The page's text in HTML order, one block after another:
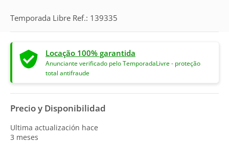
Temporada Libre Ref.: 139335
Locação 100% garantida
Anunciante verificado pelo TemporadaLivre - proteção
total antifraude
Precio y Disponibilidad
Ultima actualización hace
3 meses